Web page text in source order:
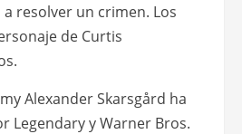
resolver un crimen. Los
de Curtis
Alexander Skarsgård ha
Legendary y Warner Bros.